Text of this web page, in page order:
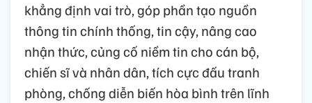
khẳng định vai trò, góp phần tạo nguồn
thông tin chính thống, tin cậy, nâng cao
nhận thức, củng cố niềm tin cho cán bộ,
chiến sĩ và nhân dân, tích cực đấu tranh
phòng, chống diễn biến hòa bình trên lĩnh